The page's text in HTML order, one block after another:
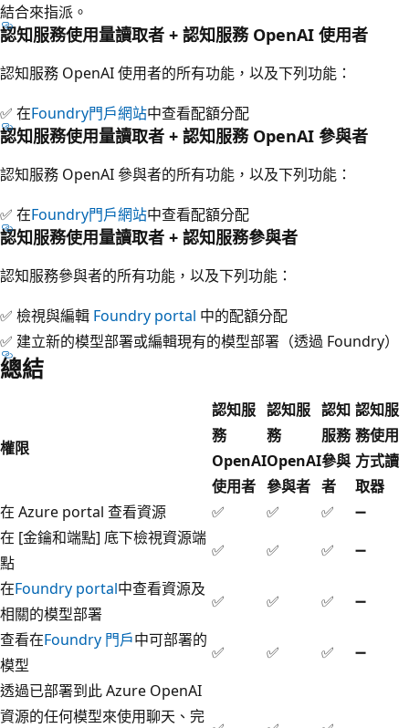
結合來指派。
認知服務使用量讀取者 + 認知服務 OpenAI 使用者
認知服務 OpenAI 使用者的所有功能，以及下列功能：
✅ 在Foundry門戶網站中查看配額分配
認知服務使用量讀取者 + 認知服務 OpenAI 參與者
認知服務 OpenAI 參與者的所有功能，以及下列功能：
✅ 在Foundry門戶網站中查看配額分配
認知服務使用量讀取者 + 認知服務參與者
認知服務參與者的所有功能，以及下列功能：
✅ 檢視與編輯 Foundry portal 中的配額分配
✅ 建立新的模型部署或編輯現有的模型部署（透過 Foundry）
總結
權限
認知服
務
OpenAI
使用者
認知服
務
OpenAI
參與者
認知
服務
參與
者
認知服
務使用
方式讀
取器
在 Azure portal 查看資源
✅ ✅ ✅
➖
在 [金鑰和端點] 底下檢視資源端
點
✅ ✅ ✅
➖
在Foundry portal中查看資源及
相關的模型部署
✅ ✅ ✅
➖
查看在Foundry 門戶中可部署的
模型
✅ ✅ ✅
➖
透過已部署到此 Azure OpenAI
資源的任何模型來使用聊天、完